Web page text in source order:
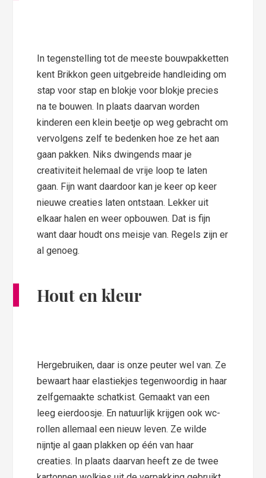
In tegenstelling tot de meeste bouwpakketten
kent Brikkon geen uitgebreide handleiding om
stap voor stap en blokje voor blokje precies
na te bouwen. In plaats daarvan worden
kinderen een klein beetje op weg gebracht om
vervolgens zelf te bedenken hoe ze het aan
gaan pakken. Niks dwingends maar je
creativiteit helemaal de vrije loop te laten
gaan. Fijn want daardoor kan je keer op keer
nieuwe creaties laten ontstaan. Lekker uit
elkaar halen en weer opbouwen. Dat is fijn
want daar houdt ons meisje van. Regels zijn er
al genoeg.
Hout en kleur
Hergebruiken, daar is onze peuter wel van. Ze
bewaart haar elastiekjes tegenwoordig in haar
zelfgemaakte schatkist. Gemaakt van een
leeg eierdoosje. En natuurlijk krijgen ook wc-
rollen allemaal een nieuw leven. Ze wilde
nijntje al gaan plakken op één van haar
creaties. In plaats daarvan heeft ze de twee